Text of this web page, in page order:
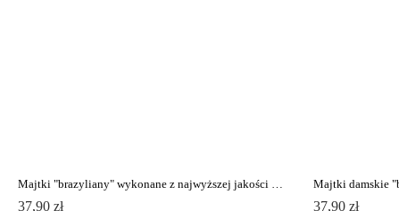
Majtki "brazyliany" wykonane z najwyższej jakości bawełny ENERGY LBR 1294
37,90 zł 37,90 zł